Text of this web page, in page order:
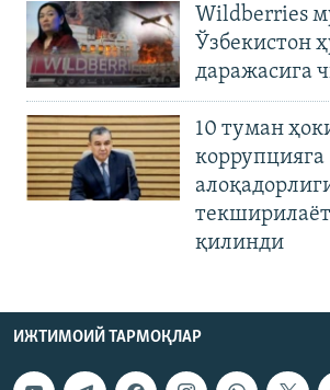
Wildberries
Ўзбекистон
даражасига
10 туман
коррупцияга
қилинди
ИЖТИМОИЙ ТАРМОҚЛАР